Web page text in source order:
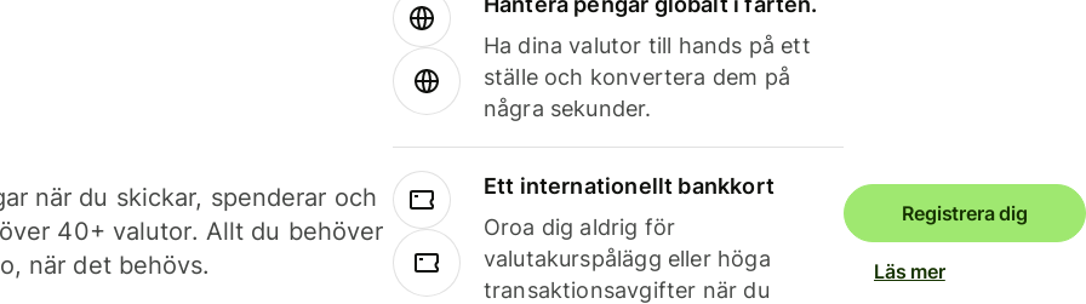
när du skickar, spenderar och
40+ valutor. Allt du behöver
när det behövs.
Ha dina valutor till hands på ett
ställe och konvertera dem på
några sekunder.
Ett internationellt bankkort
Oroa dig aldrig för
valutakurspålägg eller höga
transaktionsavgifter när du
Registrera dig
Läs mer